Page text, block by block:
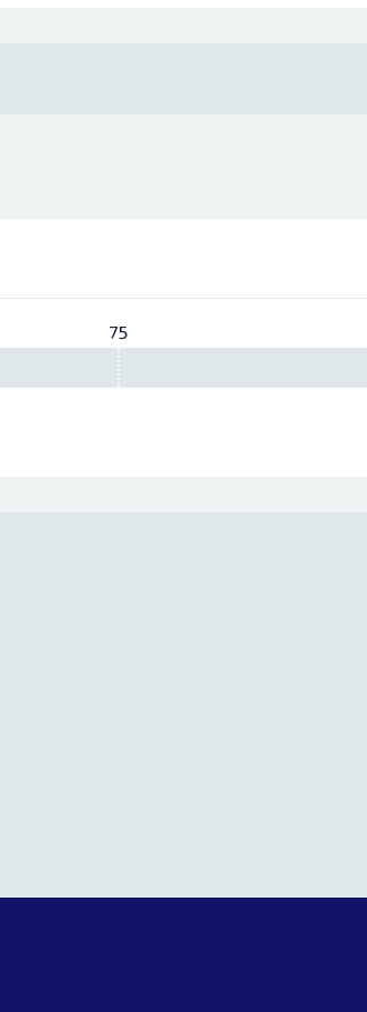
75